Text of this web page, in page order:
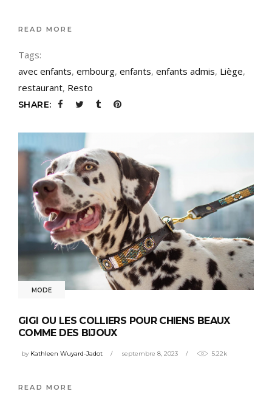
READ MORE
Tags:
avec enfants, embourg, enfants, enfants admis, Liège,
restaurant, Resto
SHARE:
MODE
GIGI OU LES COLLIERS POUR CHIENS BEAUX
COMME DES BIJOUX
by Kathleen Wuyard-Jadot septembre 8, 2023 5.22k
READ MORE